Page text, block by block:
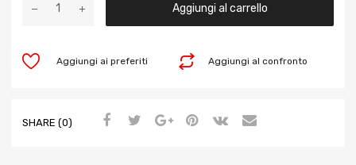
Aggiungi al carrello
Aggiungi al confronto
Aggiungi ai preferiti
SHARE (0)